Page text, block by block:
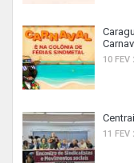
10 FEV
11 FEV